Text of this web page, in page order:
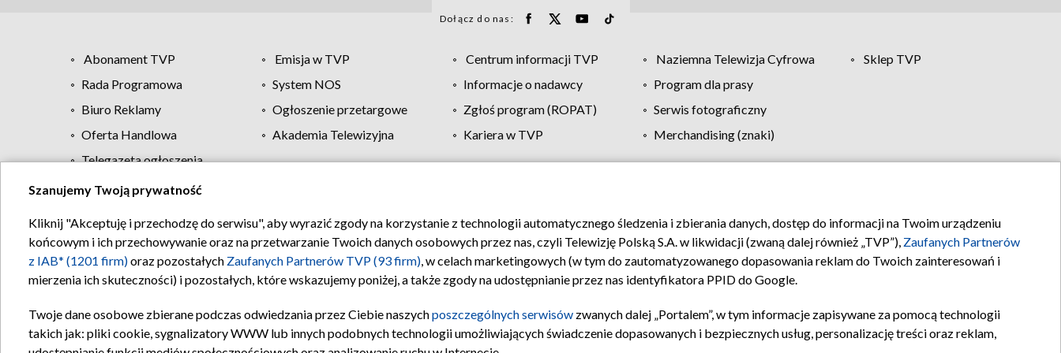
Dołącz do nas:
Abonament TVP Emisja w TVP Centrum informacji TVP Naziemna Telewizja Cyfrowa
Sklep TVP
Rada Programowa
System NOS Informacje o nadawcy
Program dla prasy
Biuro Reklamy
Ogłoszenie przetargowe Zgłoś program (ROPAT)
Serwis fotograficzny
Oferta Handlowa
Akademia Telewizyjna Kariera w TVP
Merchandising (znaki)
Telegazeta ogłoszenia
Regulamin TVP Polityka prywatności Moje zgody Pomoc Biuro reklamy Kontakt
Szanujemy Twoją prywatność
Kliknij "Akceptuję i przechodzę do serwisu", aby wyrazić zgody na korzystanie z technologii automatycznego śledzenia i zbierania danych, dostęp do informacji na Twoim urządzeniu
końcowym i ich przechowywanie oraz na przetwarzanie Twoich danych osobowych przez nas, czyli Telewizję Polską S.A. w likwidacji (zwaną dalej również „TVP”), Zaufanych Partnerów
z IAB* (1201 firm)oraz pozostałych Zaufanych Partnerów TVP (93 firm), w celach marketingowych (w tym do zautomatyzowanego dopasowania reklam do Twoich zainteresowań i
mierzenia ich skuteczności) i pozostałych, które wskazujemy poniżej, a także zgody na udostępnianie przez nas identyfikatora PPID do Google.
Twoje dane osobowe zbierane podczas odwiedzania przez Ciebie naszychposzczególnych serwisów zwanych dalej „Portalem”, w tym informacje zapisywane za pomocą technologii
takich jak: pliki cookie, sygnalizatory WWW lub innych podobnych technologii umożliwiających świadczenie dopasowanych i bezpiecznych usług, personalizację treści oraz reklam,